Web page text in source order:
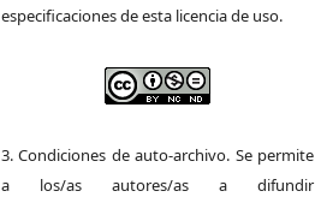
especificaciones de esta licencia de uso.
3. Condiciones de auto-archivo. Se permite
a los/as autores/as a difundir